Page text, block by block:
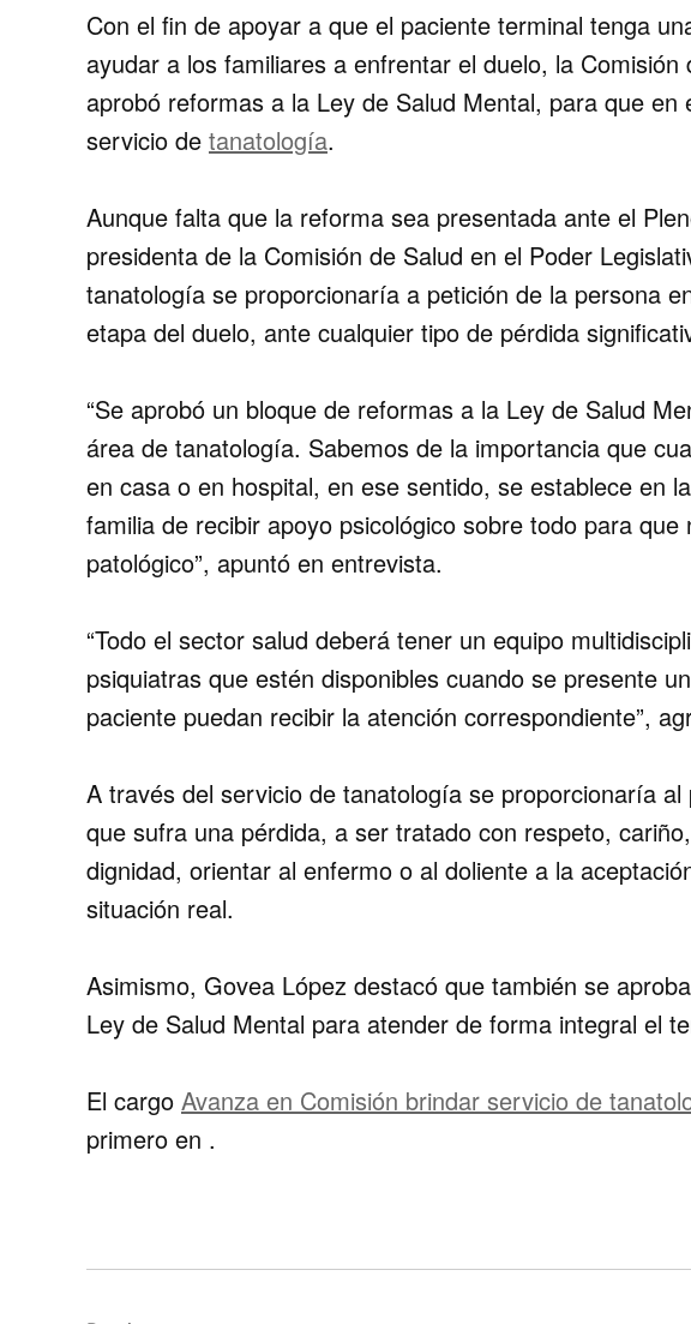
Con el fin de apoyar a que el paciente terminal tenga
ayudar a los familiares a enfrentar el duelo, la Comisión
aprobó reformas a la Ley de Salud Mental, para que en
servicio de tanatología.
Aunque falta que la reforma sea presentada ante el
presidenta de la Comisión de Salud en el Poder
tanatología se proporcionaría a petición de la persona
etapa del duelo, ante cualquier tipo de pérdida
“Se aprobó un bloque de reformas a la Ley de Salud
área de tanatología. Sabemos de la importancia que
en casa o en hospital, en ese sentido, se establece en
familia de recibir apoyo psicológico sobre todo para que
patológico”, apuntó en entrevista.
“Todo el sector salud deberá tener un equipo
psiquiatras que estén disponibles cuando se presente
paciente puedan recibir la atención correspondiente”,
A través del servicio de tanatología se proporcionaría
que sufra una pérdida, a ser tratado con respeto,
dignidad, orientar al enfermo o al doliente a la
situación real.
Asimismo, Govea López destacó que también se
Ley de Salud Mental para atender de forma integral el
El cargo Avanza en Comisión brindar servicio de
primero en .